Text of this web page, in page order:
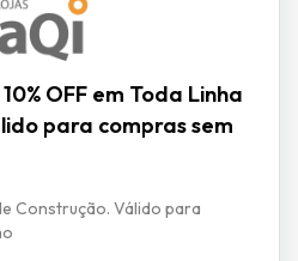
OFF em Toda Linha
para compras sem
Construção. Válido para